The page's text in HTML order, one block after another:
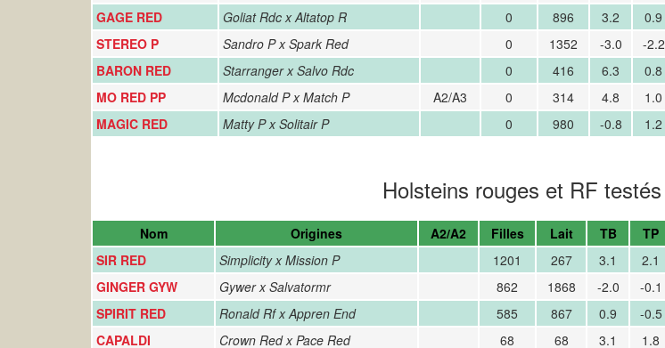
GAGE RED
Goliat Rdc x Altatop R 0 896 3.2 0.9
STEREO P
Sandro P x Spark Red 0 1352 -3.0 -2.2
BARON RED
Starranger x Salvo Rdc 0 416 6.3 0.8
MO RED PP
Mcdonald P x Match P A2/A3 0 314 4.8 1.0
MAGIC RED
Matty P x Solitair P 0 980 -0.8 1.2
Holsteins rouges et RF testés
Nom Origines A2/A2 Filles Lait TB TP
SIR RED
Simplicity x Mission P 1201 267 3.1 2.1
GINGER GYW
Gywer x Salvatormr 862 1868 -2.0 -0.1
SPIRIT RED
Ronald Rf x Appren End 585 867 0.9 -0.5
CAPALDI
Crown Red x Pace Red 68 68 3.1 1.8